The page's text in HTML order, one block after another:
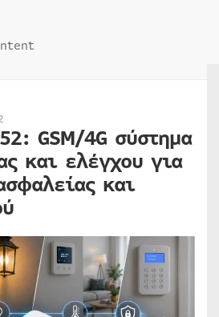
GSM/4G σύστημα
και ελέγχου για
και